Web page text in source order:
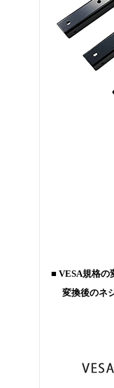
■ VESA規格の
変換後のネ